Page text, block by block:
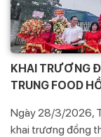
KHAI TRƯƠNG
TRUNG FOOD
Ngày 28/3/2026,
khai trương đồng